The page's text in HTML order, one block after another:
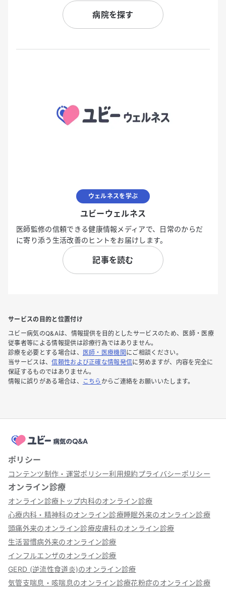
病院を探す
ウェルネスを学ぶ
ユビーウェルネス
医師監修の信頼できる健康情報メディアで、日常のからだ
に寄り添う生活改善のヒントをお届けします。
記事を読む
サービスの目的と位置付け
ユビー病気のQ&Aは、情報提供を目的としたサービスのため、医師・医療
従事者等による情報提供は診療行為ではありません。
診療を必要とする場合は、
医師・医療機関 にご相談ください。
当サービスは、信頼性および正確な情報発信に努めますが、内容を完全に
保証するものではありません。
情報に誤りがある場合は、
こちら からご連絡をお願いいたします。
ポリシー
コンテンツ制作・運営ポリシー利用規約プライバシーポリシー
オンライン診療
オンライン診療トップ内科のオンライン診療
心療内科・精神科のオンライン診療睡眠外来のオンライン診療
頭痛外来のオンライン診療皮膚科のオンライン診療
生活習慣病外来のオンライン診療
インフルエンザのオンライン診療
GERD (逆流性食道炎)のオンライン診療
気管支喘息・咳喘息のオンライン診療花粉症のオンライン診療